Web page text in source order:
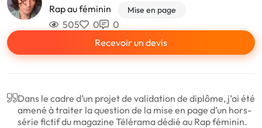
Rap au féminin
Mise en page
505 0
0
Recevoir un devis
Dans le cadre d’un projet de validation de diplôme, j’ai été
amené à traiter la question de la mise en page d’un hors-
série fictif du magazine Télérama dédié au Rap féminin.